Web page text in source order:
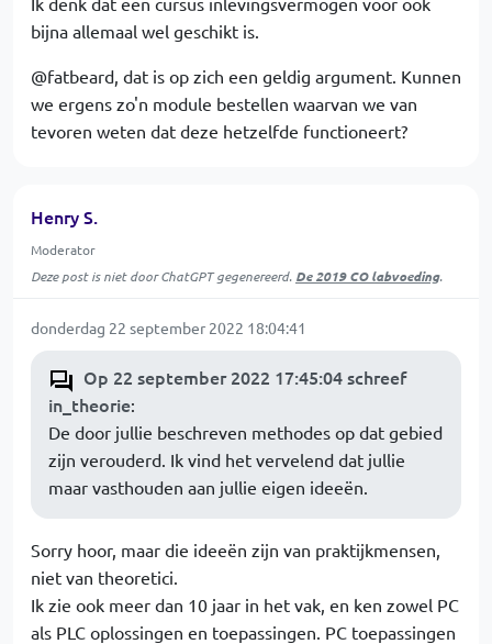
bijna allemaal wel geschikt is.
@fatbeard, dat is op zich een geldig argument. Kunnen
we ergens zo'n module bestellen waarvan we van
tevoren weten dat deze hetzelfde functioneert?
Henry S.
Moderator
Deze post is niet door ChatGPT gegenereerd. De 2019 CO labvoeding.
donderdag 22 september 2022 18:04:41
Op 22 september 2022 17:45:04 schreef
in_theorie:
De door jullie beschreven methodes op dat gebied
zijn verouderd. Ik vind het vervelend dat jullie
maar vasthouden aan jullie eigen ideeën.
Sorry hoor, maar die ideeën zijn van praktijkmensen,
niet van theoretici.
Ik zie ook meer dan 10 jaar in het vak, en ken zowel PC
als PLC oplossingen en toepassingen. PC toepassingen